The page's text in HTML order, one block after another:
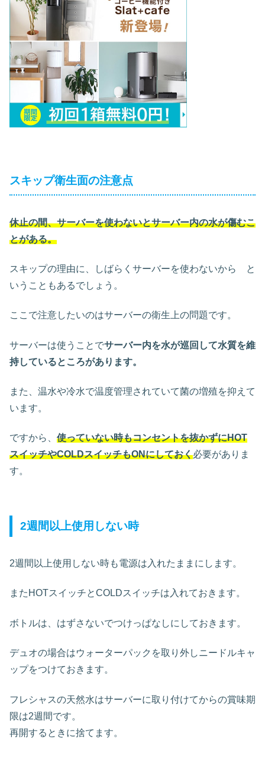
スキップ衛生面の注意点
休止の間、サーバーを使わないとサーバー内の水が傷むこ
とがある。
スキップの理由に、しばらくサーバーを使わないから と
いうこともあるでしょう。
ここで注意したいのはサーバーの衛生上の問題です。
サーバーは使うことでサーバー内を水が巡回して水質を維
持しているところがあります。
また、温水や冷水で温度管理されていて菌の増殖を抑えて
います。
ですから、 使っていない時もコンセントを抜かずにHOT
スイッチやCOLDスイッチもONにしておく必要がありま
す。
2週間以上使用しない時
2週間以上使用しない時も電源は入れたままにします。
またHOTスイッチとCOLDスイッチは入れておきます。
ボトルは、はずさないでつけっぱなしにしておきます。
デュオの場合はウォーターパックを取り外しニードルキャ
ップをつけておきます。
フレシャスの天然水はサーバーに取り付けてからの賞味期
限は2週間です。
再開するときに捨てます。